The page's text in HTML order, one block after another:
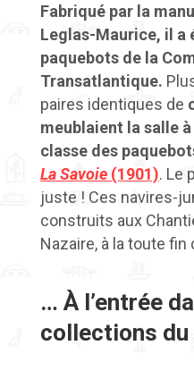
Fabriqué par la
Leglas-Maurice, il a
paquebots de la
Transatlantique.
paires identiques de
meublaient la salle
classe des
La Savoie (1901). Le
juste ! Ces navires-
construits aux
Nazaire, à la toute fin
… À l’entrée
collections du